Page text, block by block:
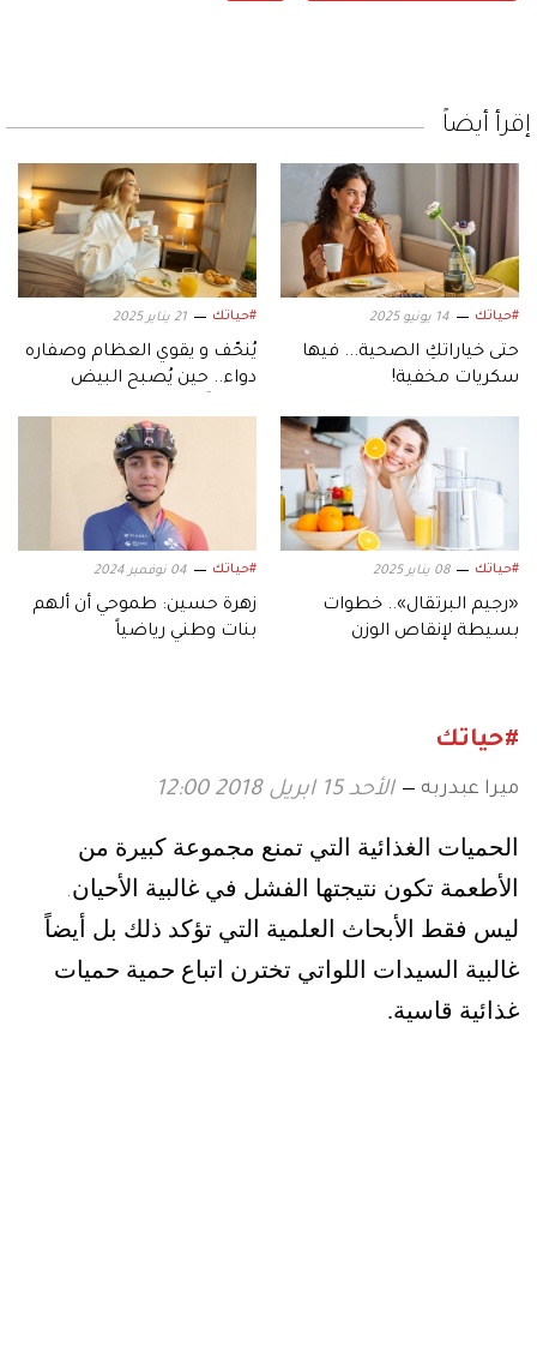
إقرأ أيضاً
#حياتك 14 يونيو 2025
حتى خياراتكِ الصحية... فيها
سكريات مخفية!
#حياتك 21 يناير 2025
يُنحّف و يقوي العظام وصفاره
دواء.. حين يُصبح البيض
#حياتك 08 يناير 2025
«رجيم البرتقال».. خطوات
بسيطة لإنقاص الوزن
#حياتك 04 نوفمبر 2024
زهرة حسين: طموحي أن ألهم
بنات وطني رياضياً
#حياتك
ميرا عبدربه الأحد 15 ابريل 2018 12:00
الحميات الغذائية التي تمنع مجموعة كبيرة من
الأطعمة تكون نتيجتها الفشل في غالبية الأحيان.
ليس فقط الأبحاث العلمية التي تؤكد ذلك بل أيضاً
غالبية السيدات اللواتي تخترن اتباع حمية حميات
غذائية قاسية.